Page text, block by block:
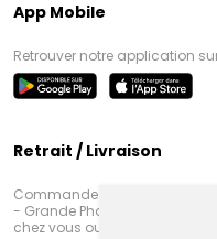
App Mobile
Retrouver notre application
Retrait / Livraison
Commandez en ligne et
- Grande Pharmacie
chez vous ou en point retrait